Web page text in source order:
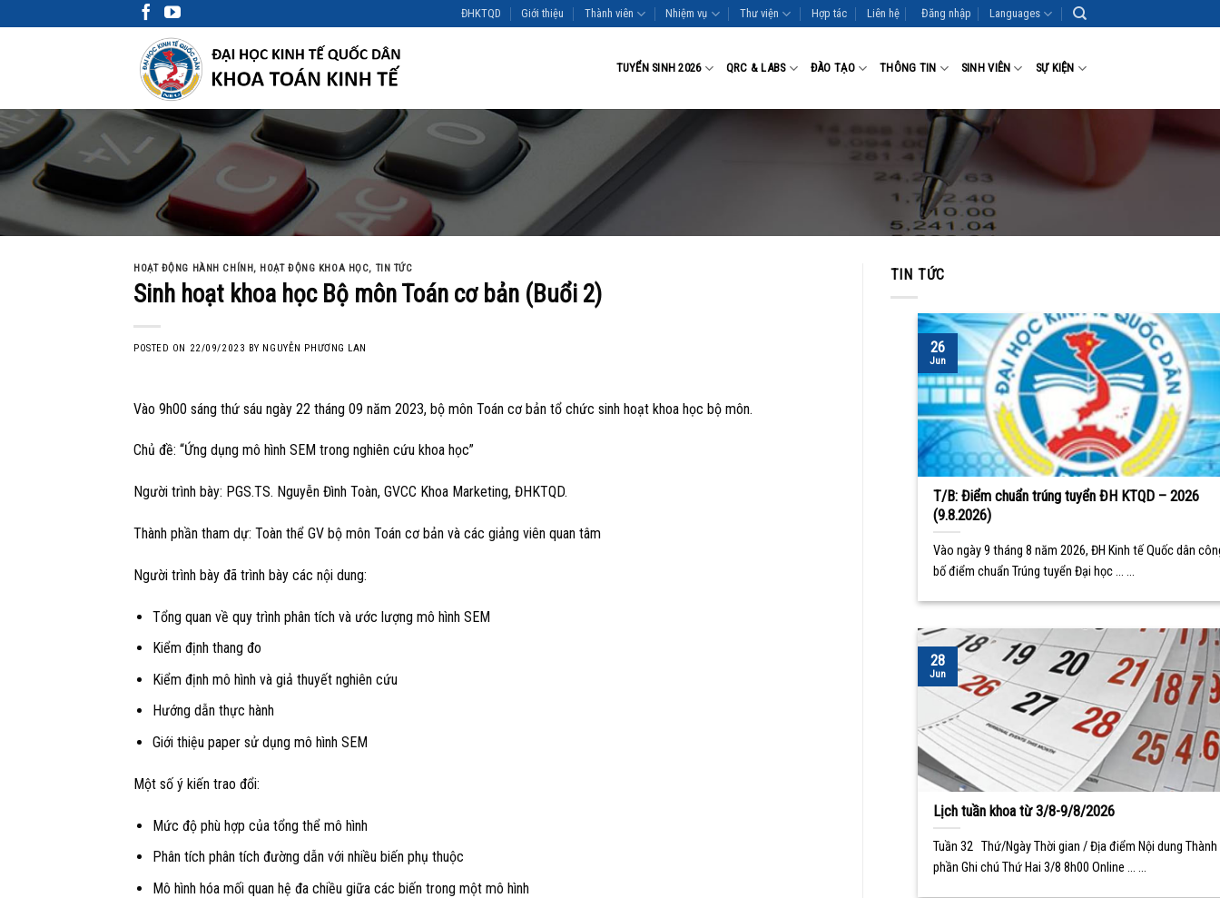
to
ĐHKTQD Giới thiệu Thành viên Nhiệm vụ Thư viện Hợp tác Liên hệ Đăng nhập Languages
TUYỂN SINH 2026 QRC & LABS ĐÀO TẠO THÔNG TIN SINH VIÊN SỰ KIỆN
HOẠT ĐỘNG HÀNH CHÍNH, HOẠT ĐỘNG KHOA HỌC, TIN TỨC
Sinh hoạt khoa học Bộ môn Toán cơ bản (Buổi 2)
POSTED ON 22/09/2023 BY NGUYỄN PHƯƠNG LAN
Vào 9h00 sáng thứ sáu ngày 22 tháng 09 năm 2023, bộ môn Toán cơ bản tổ chức sinh hoạt khoa học bộ môn.
Chủ đề: “Ứng dụng mô hình SEM trong nghiên cứu khoa học”
Người trình bày: PGS.TS. Nguyễn Đình Toàn, GVCC Khoa Marketing, ĐHKTQD.
Thành phần tham dự: Toàn thể GV bộ môn Toán cơ bản và các giảng viên quan tâm
Người trình bày đã trình bày các nội dung:
Tổng quan về quy trình phân tích và ước lượng mô hình SEM
Kiểm định thang đo
Kiểm định mô hình và giả thuyết nghiên cứu
Hướng dẫn thực hành
Giới thiệu paper sử dụng mô hình SEM
Một số ý kiến trao đổi:
Mức độ phù hợp của tổng thể mô hình
Phân tích phân tích đường dẫn với nhiều biến phụ thuộc
Mô hình hóa mối quan hệ đa chiều giữa các biến trong một mô hình
TIN TỨC
T/B: Điểm chuẩn trúng tuyển ĐH KTQD – 2026
(9.8.2026)
Vào ngày 9 tháng 8 năm 2026, ĐH Kinh tế Quốc dân
bố điểm chuẩn Trúng tuyển Đại học ... ...
26
Jun
Lịch tuần khoa từ 3/8-9/8/2026
Tuần 32 Thứ/Ngày Thời gian / Địa điểm Nội dung Thành
phần Ghi chú Thứ Hai 3/8 8h00 Online ... ...
28
Jun